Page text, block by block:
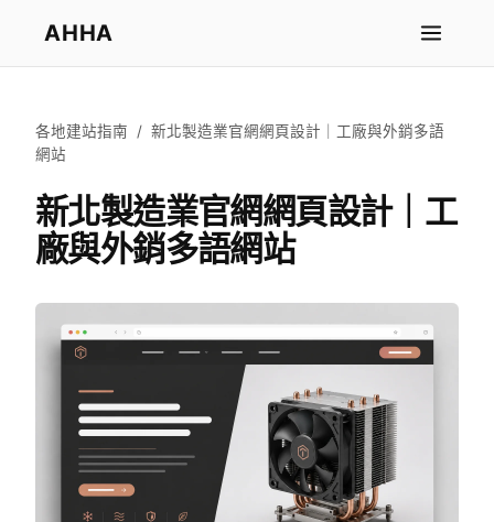
AHHA
各地建站指南 / 新北製造業官網網頁設計｜工廠與外銷多語
網站
新北製造業官網網頁設計｜工
廠與外銷多語網站